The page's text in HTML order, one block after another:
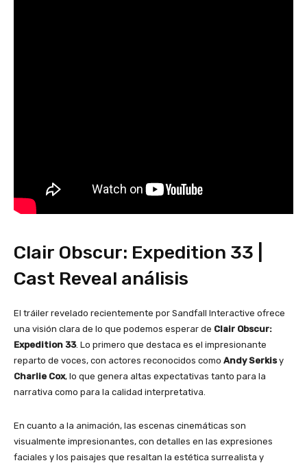
Clair Obscur: Expedition 33 |
Cast Reveal análisis
El tráiler revelado recientemente por Sandfall Interactive ofrece
una visión clara de lo que podemos esperar de Clair Obscur:
Expedition 33. Lo primero que destaca es el impresionante
reparto de voces, con actores reconocidos como Andy Serkisy
Charlie Cox, lo que genera altas expectativas tanto para la
narrativa como para la calidad interpretativa.
En cuanto a la animación, las escenas cinemáticas son
visualmente impresionantes, con detalles en las expresiones
faciales y los paisajes que resaltan la estética surrealista y